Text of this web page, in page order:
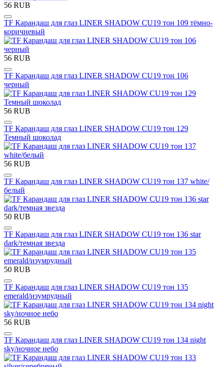
56 RUB
TF Карандаш для глаз LINER SHADOW CU19 тон 109 тёмно-
коричневый
56 RUB
TF Карандаш для глаз LINER SHADOW CU19 тон 106
черный
56 RUB
TF Карандаш для глаз LINER SHADOW CU19 тон 129
Темный шоколад
56 RUB
TF Карандаш для глаз LINER SHADOW CU19 тон 137 white/
белый
50 RUB
TF Карандаш для глаз LINER SHADOW CU19 тон 136 star
dark/темная звезда
50 RUB
TF Карандаш для глаз LINER SHADOW CU19 тон 135
emerald/изумрудный
56 RUB
TF Карандаш для глаз LINER SHADOW CU19 тон 134 night
sky/ночное небо